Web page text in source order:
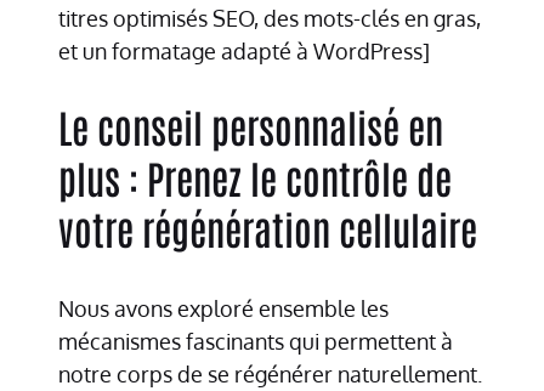
titres optimisés SEO, des mots-clés en gras,
et un formatage adapté à WordPress]
Le conseil personnalisé en
plus : Prenez le contrôle de
votre régénération cellulaire
Nous avons exploré ensemble les
mécanismes fascinants qui permettent à
notre corps de se régénérer naturellement.